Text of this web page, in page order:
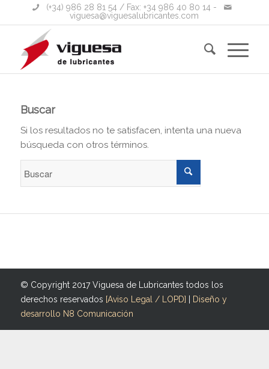
(+34) 986 28 81 54 / Fax: +34 986 40 80 14 -
viguesa@viguesalubricantes.com
Buscar
Si los resultados no te satisfacen, intenta una nueva
búsqueda con otros términos.
© Copyright 2017 Viguesa de Lubricantes todos los
derechos reservados [Aviso Legal / LOPD] | Diseño y
desarrollo N8 Comunicación